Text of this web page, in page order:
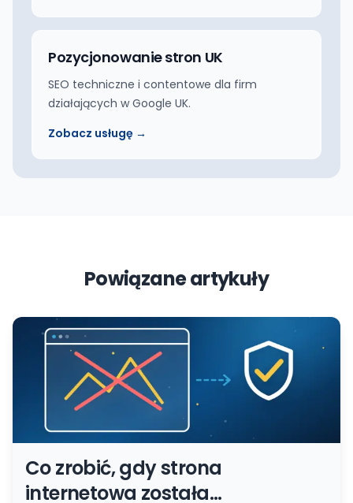
Pozycjonowanie stron UK
SEO techniczne i contentowe dla firm
działających w Google UK.
Zobacz usługę →
Powiązane artykuły
Co zrobić, gdy strona
internetowa została